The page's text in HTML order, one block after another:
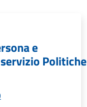
e
Politiche